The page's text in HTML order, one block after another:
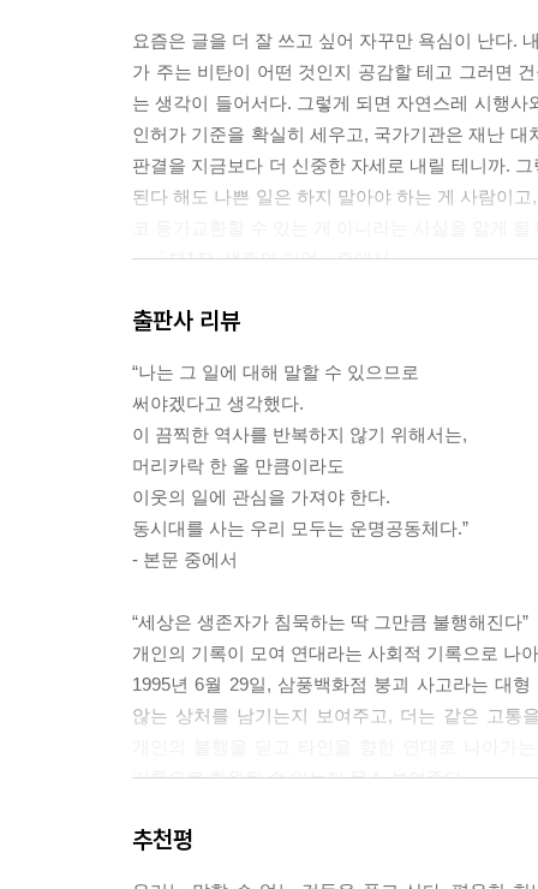
요즘은 글을 더 잘 쓰고 싶어 자꾸만 욕심이 난다.
가 주는 비탄이 어떤 것인지 공감할 테고 그러면
는 생각이 들어서다. 그렇게 되면 자연스레 시행
인허가 기준을 확실히 세우고, 국가기관은 재난
판결을 지금보다 더 신중한 자세로 내릴 테니까.
된다 해도 나쁜 일은 하지 말아야 하는 게 사람이
---「제1장_생존의 기억」중에서
지금 앓고 있는 불안과 우울이 전부 ‘삼풍 사고’
지의 개인적인 경험, 유전적 성향이나 기질, 가치
그 일에 더는 억울하지 않다. 하지만 누군가 내게
하게 대답해줄 수 있다. 그렇다. 그런 일을 겪는다
로 내 세계관은 완벽하게 뒤바뀌었다고, 그런 이
두 번 다시 우리 사회에서 되풀이되지 말아야 한다
---「제2장. 고통이 가져다준 선물들」중에서
다 일어나 벽을 치고 흐느낄 정도로 불행해 봐서,
무도 선명해서, 행복도 불행처럼 어느 날 갑자기
스며들었다. 그러니까 행복은 생각만큼 대단한
오면서 슬프지 않았던 모든 날이 전부 행복한 날들
상 누구도 겪으면 안 된다는 사실을. 그리고 박완
전혀 없다는 사실까지도. 종교에 의지하니 예전
출판사 리뷰
“나는 그 일에 대해 말할 수 있으므로
써야겠다고 생각했다.
이 끔찍한 역사를 반복하지 않기 위해서는,
머리카락 한 올 만큼이라도
이웃의 일에 관심을 가져야 한다.
동시대를 사는 우리 모두는 운명공동체다.”
- 본문 중에서
“세상은 생존자가 침묵하는 딱 그만큼 불행해진다”
개인의 기록이 모여 연대라는 사회적 기록으로 나
1995년 6월 29일, 삼풍백화점 붕괴 사고라는 대
않는 상처를 남기는지 보여주고, 더는 같은 고통
기록으로 환원될 수 있는지 몸소 보여준다.
사회적 참사는 개인을 어떻게 망가뜨리는가?
추천평